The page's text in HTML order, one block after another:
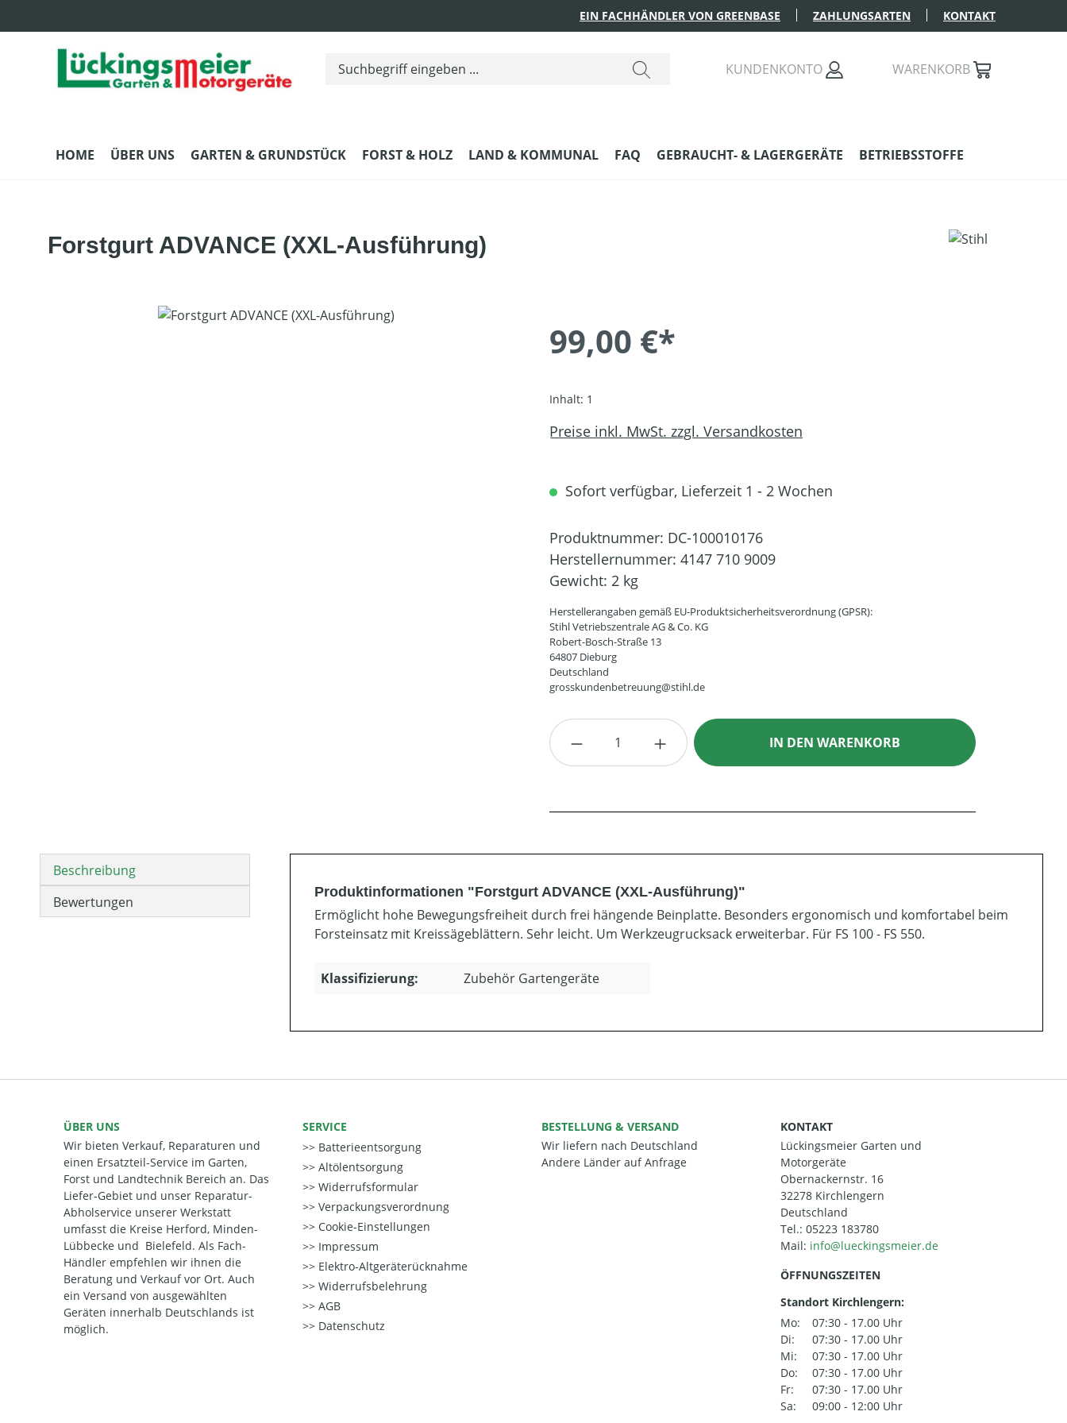
EIN FACHHÄNDLER VON GREENBASE ZAHLUNGSARTEN KONTAKT
KUNDENKONTO WARENKORB
HOME ÜBER UNS GARTEN & GRUNDSTÜCK FORST & HOLZ LAND & KOMMUNAL FAQ GEBRAUCHT- & LAGERGERÄTE BETRIEBSSTOFFE
Forstgurt ADVANCE (XXL-Ausführung)
Bildergalerie überspringen
99,00 €*
Inhalt: 1
Preise inkl. MwSt. zzgl. Versandkosten
Sofort verfügbar, Lieferzeit 1 - 2 Wochen
Produktnummer: DC-100010176
Herstellernummer: 4147 710 9009
Gewicht: 2 kg
Herstellerangaben gemäß EU-Produktsicherheitsverordnung (GPSR):
Stihl Vetriebszentrale AG & Co. KG
Robert-Bosch-Straße 13
64807 Dieburg
Deutschland
grosskundenbetreuung@stihl.de
Produkt Anzahl: Gib den gewünschten Wert ein oder
IN DEN WARENKORB
Beschreibung
Bewertungen
Produktinformationen "Forstgurt ADVANCE (XXL-Ausführung)"
Ermöglicht hohe Bewegungsfreiheit durch frei hängende Beinplatte. Besonders ergonomisch und komfortabel beim
Forsteinsatz mit Kreissägeblättern. Sehr leicht. Um Werkzeugrucksack erweiterbar. Für FS 100 - FS 550.
Klassifizierung: Zubehör Gartengeräte
ÜBER UNS
Wir bieten Verkauf, Reparaturen und
einen Ersatzteil-Service im Garten,
Forst und Landtechnik Bereich an. Das
Liefer-Gebiet und unser Reparatur-
Abholservice unserer Werkstatt
umfasst die Kreise Herford, Minden-
Lübbecke und Bielefeld. Als Fach-
Händler empfehlen wir ihnen die
Beratung und Verkauf vor Ort. Auch
ein Versand von ausgewählten
Geräten innerhalb Deutschlands ist
möglich.
SERVICE
Batterieentsorgung
Altölentsorgung
Widerrufsformular
Verpackungsverordnung
Cookie-Einstellungen
Impressum
Elektro-Altgeräterücknahme
Widerrufsbelehrung
AGB
Datenschutz
BESTELLUNG & VERSAND
Wir liefern nach Deutschland
Andere Länder auf Anfrage
KONTAKT
Lückingsmeier Garten und
Motorgeräte
Obernackernstr. 16
32278 Kirchlengern
Deutschland
Tel.: 05223 183780
Mail:
ÖFFNUNGSZEITEN
Standort Kirchlengern:
Mo:
07:30 - 17.00 Uhr
Di:
07:30 - 17.00 Uhr
Mi:
07:30 - 17.00 Uhr
Do:
07:30 - 17.00 Uhr
Fr:
07:30 - 17.00 Uhr
Sa:
09:00 - 12:00 Uhr